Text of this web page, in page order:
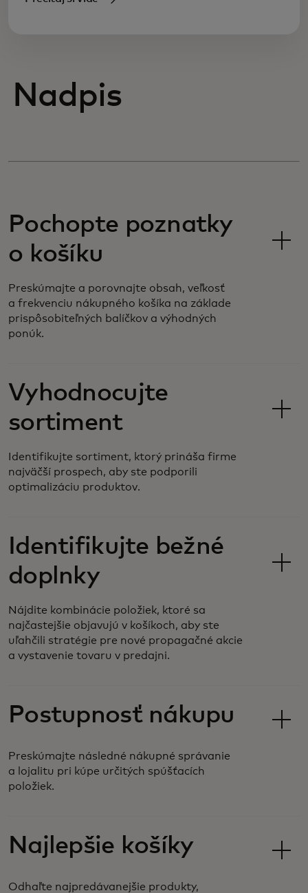
Nadpis
Pochopte poznatky
o košíku
Preskúmajte a porovnajte obsah, veľkosť
a frekvenciu nákupného košíka na základe
prispôsobiteľných balíčkov a výhodných
ponúk.
Vyhodnocujte
sortiment
Identifikujte sortiment, ktorý prináša firme
najväčší prospech, aby ste podporili
optimalizáciu produktov.
Identifikujte bežné
doplnky
Nájdite kombinácie položiek, ktoré sa
najčastejšie objavujú v košíkoch, aby ste
uľahčili stratégie pre nové propagačné akcie
a vystavenie tovaru v predajni.
Postupnosť nákupu
Preskúmajte následné nákupné správanie
a lojalitu pri kúpe určitých spúšťacích
položiek.
Najlepšie košíky
Odhaľte najpredávanejšie produkty,